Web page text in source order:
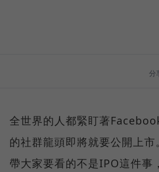
分
全世界的人都緊盯著
的社群龍頭即將就要公開上
帶大家要看的不是IPO這件事